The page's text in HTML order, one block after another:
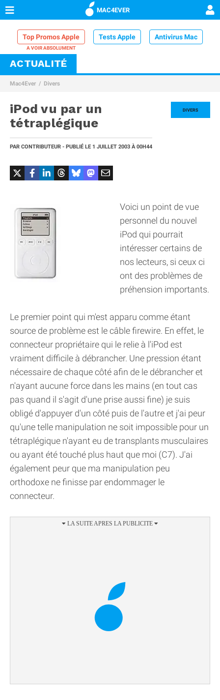
MAC4EVER
Top Promos Apple Tests Apple Antivirus Mac
VPN Mac
Comparatif iPhone
ACTUALITÉ
Mac4Ever Divers
DIVERS
iPod vu par un
tétraplégique
PAR CONTRIBUTEUR - PUBLIÉ LE 1 JUILLET 2003 À 00H44
Voici un point de vue
personnel du nouvel
iPod qui pourrait
intéresser certains de
nos lecteurs, si ceux ci
ont des problèmes de
préhension importants.
Le premier point qui m'est apparu comme étant
source de problème est le câble firewire. En effet, le
connecteur propriétaire qui le relie à l'iPod est
vraiment difficile à débrancher. Une pression étant
nécessaire de chaque côté afin de le débrancher et
n'ayant aucune force dans les mains (en tout cas
pas quand il s'agit d'une prise aussi fine) je suis
obligé d'appuyer d'un côté puis de l'autre et j'ai peur
qu'une telle manipulation ne soit impossible pour un
tétraplégique n'ayant eu de transplants musculaires
ou ayant été touché plus haut que moi (C7). J'ai
également peur que ma manipulation peu
orthodoxe ne finisse par endommager le
connecteur.